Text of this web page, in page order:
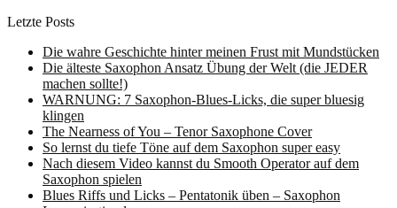
Letzte Posts
Die wahre Geschichte hinter meinen Frust mit Mundstücken
Die älteste Saxophon Ansatz Übung der Welt (die JEDER
machen sollte!)
WARNUNG: 7 Saxophon-Blues-Licks, die super bluesig
klingen
The Nearness of You – Tenor Saxophone Cover
So lernst du tiefe Töne auf dem Saxophon super easy
Nach diesem Video kannst du Smooth Operator auf dem
Saxophon spielen
Blues Riffs und Licks – Pentatonik üben – Saxophon